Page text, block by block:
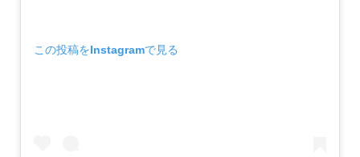
この投稿をInstagramで見る